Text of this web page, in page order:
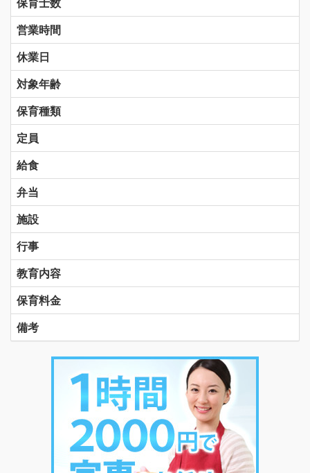
営業時間
休業日
対象年齢
保育種類
定員
給食
弁当
施設
行事
教育内容
保育料金
備考